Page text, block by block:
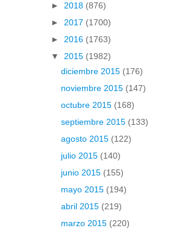
► 2018 (876)
► 2017 (1700)
► 2016 (1763)
▼ 2015 (1982)
diciembre 2015 (176)
noviembre 2015 (147)
octubre 2015 (168)
septiembre 2015 (133)
agosto 2015 (122)
julio 2015 (140)
junio 2015 (155)
mayo 2015 (194)
abril 2015 (219)
marzo 2015 (220)